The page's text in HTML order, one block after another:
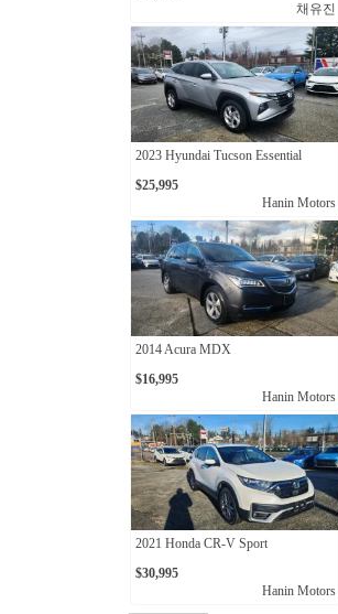
채유진
2023 Hyundai Tucson Essential
$25,995
Hanin Motors
2014 Acura MDX
$16,995
Hanin Motors
2021 Honda CR-V Sport
$30,995
Hanin Motors